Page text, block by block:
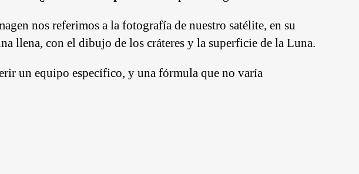
nos referimos a la fotografía de nuestro satélite, en su
llena, con el dibujo de los cráteres y la superficie de la Luna.
un equipo específico, y una fórmula que no varía